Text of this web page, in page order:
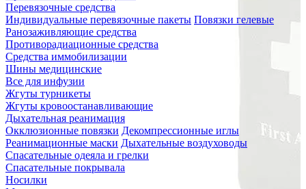
Перевязочные средства
Индивидуальные перевязочные пакеты Повязки гелевые
Ранозаживляющие средства
Противорадиационные средства
Средства иммобилизации
Шины медицинские
Все для инфузии
Жгуты турникеты
Жгуты кровоостанавливающие
Дыхательная реанимация
Окклюзионные повязки Декомпрессионные иглы
Реанимационные маски Дыхательные воздуховоды
Спасательные одеяла и грелки
Спасательные покрывала
Носилки